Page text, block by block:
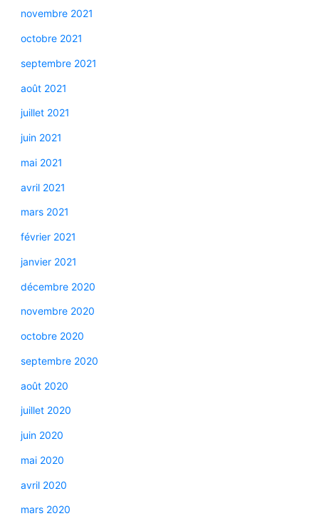
novembre 2021
octobre 2021
septembre 2021
août 2021
juillet 2021
juin 2021
mai 2021
avril 2021
mars 2021
février 2021
janvier 2021
décembre 2020
novembre 2020
octobre 2020
septembre 2020
août 2020
juillet 2020
juin 2020
mai 2020
avril 2020
mars 2020